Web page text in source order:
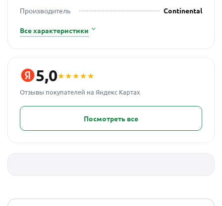
Производитель
Continental
Все характеристики
5,0★★★★★
Отзывы покупателей на Яндекс Картах
Посмотреть все